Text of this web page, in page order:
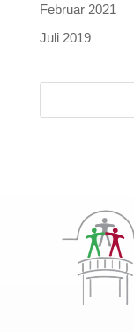
Februar 2021
Juli 2019